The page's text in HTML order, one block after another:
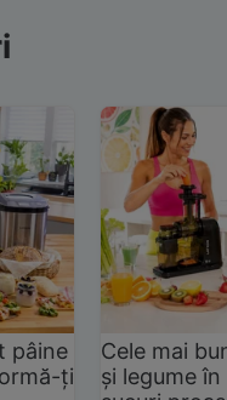
pâine
ți
Cele mai
și legume